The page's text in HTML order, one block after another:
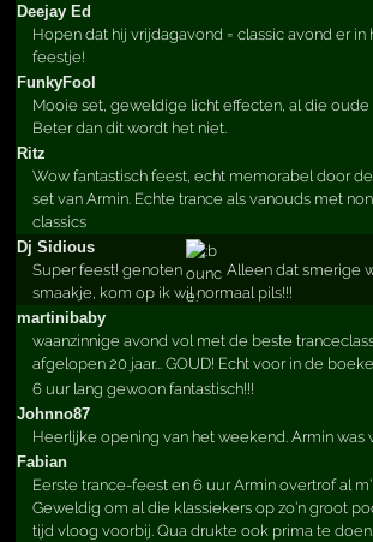
Deejay Ed
Hopen dat hij vrijdagavond = classic avond er in
feestje!
FunkyFool
Mooie set, geweldige licht effecten, al die
Beter dan dit wordt het niet.
Ritz
Wow fantastisch feest, echt memorabel door
set van Armin. Echte trance als vanouds met
classics
Dj Sidious
Super feest! genoten
Alleen dat smerige
smaakje, kom op ik wil normaal pils!!!
martinibaby
waanzinnige avond vol met de beste
afgelopen 20 jaar... GOUD! Echt voor in de
6 uur lang gewoon fantastisch!!!
Johnno87
Heerlijke opening van het weekend. Armin was
Fabian
Eerste trance-feest en 6 uur Armin overtrof al
Geweldig om al die klassiekers op zo’n groot
tijd vloog voorbij. Qua drukte ook prima te